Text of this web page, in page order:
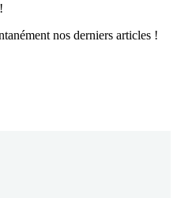
nos derniers articles !